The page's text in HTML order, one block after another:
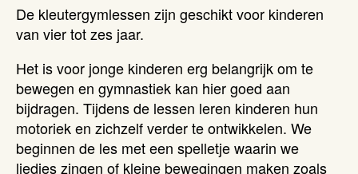
De kleutergymlessen zijn geschikt voor kinderen
van vier tot zes jaar.
Het is voor jonge kinderen erg belangrijk om te
bewegen en gymnastiek kan hier goed aan
bijdragen. Tijdens de lessen leren kinderen hun
motoriek en zichzelf verder te ontwikkelen. We
beginnen de les met een spelletje waarin we
liedjes zingen of kleine bewegingen maken zoals